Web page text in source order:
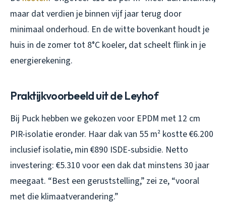
maar dat verdien je binnen vijf jaar terug door
minimaal onderhoud. En de witte bovenkant houdt je
huis in de zomer tot 8°C koeler, dat scheelt flink in je
energierekening.
Praktijkvoorbeeld uit de Leyhof
Bij Puck hebben we gekozen voor EPDM met 12 cm
PIR-isolatie eronder. Haar dak van 55 m² kostte €6.200
inclusief isolatie, min €890 ISDE-subsidie. Netto
investering: €5.310 voor een dak dat minstens 30 jaar
meegaat. “Best een geruststelling,” zei ze, “vooral
met die klimaatverandering.”